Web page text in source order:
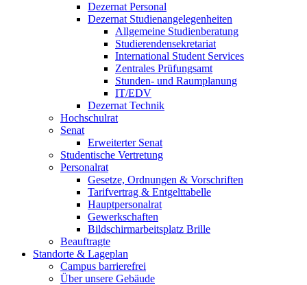
Dezernat Personal
Dezernat Studienangelegenheiten
Allgemeine Studienberatung
Studierendensekretariat
International Student Services
Zentrales Prüfungsamt
Stunden- und Raumplanung
IT/EDV
Dezernat Technik
Hochschulrat
Senat
Erweiterter Senat
Studentische Vertretung
Personalrat
Gesetze, Ordnungen & Vorschriften
Tarifvertrag & Entgelttabelle
Hauptpersonalrat
Gewerkschaften
Bildschirmarbeitsplatz Brille
Beauftragte
Standorte & Lageplan
Campus barrierefrei
Über unsere Gebäude